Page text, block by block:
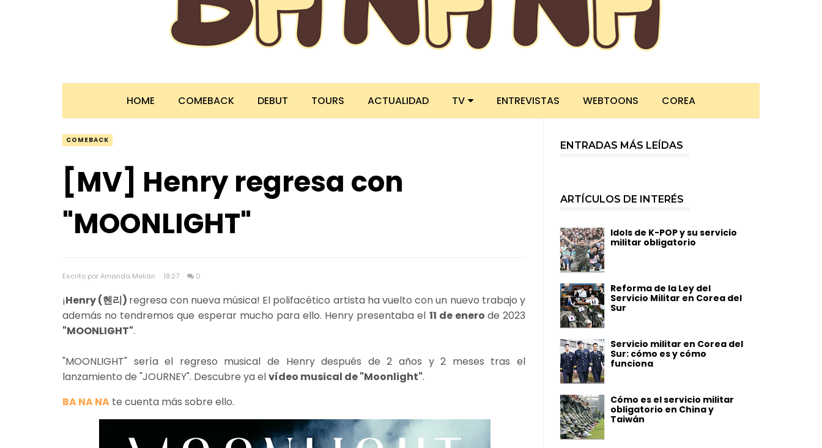
HOME COMEBACK DEBUT TOURS ACTUALIDAD TV ENTREVISTAS WEBTOONS COREA
COMEBACK
[MV] Henry regresa con
"MOONLIGHT"
Escrito por Amanda Melián 18:27 0
¡Henry (헨리) regresa con nueva música! El polifacético artista ha vuelto con un nuevo trabajo y
además no tendremos que esperar mucho para ello. Henry presentaba el 11 de enero de 2023
"MOONLIGHT".
"MOONLIGHT" sería el regreso musical de Henry después de 2 años y 2 meses tras el
lanzamiento de "JOURNEY". Descubre ya elvídeo musical de "Moonlight".
BA NA NA te cuenta más sobre ello.
ENTRADAS MÁS LEÍDAS
ARTÍCULOS DE INTERÉS
Idols de K-POP y su servicio
militar obligatorio
Reforma de la Ley del
Servicio Militar en Corea del
Sur
Servicio militar en Corea del
Sur: cómo es y cómo
funciona
Cómo es el servicio militar
obligatorio en China y
Taiwán